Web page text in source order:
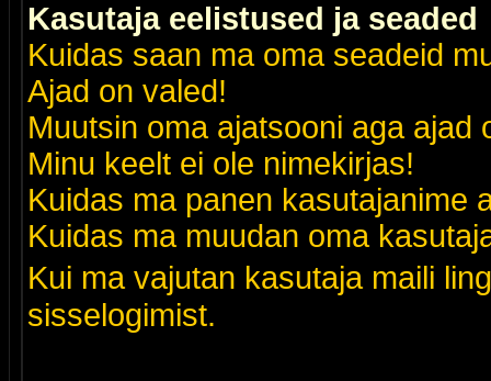
Kasutaja eelistused ja seaded
Kuidas saan ma oma seadeid
Ajad on valed!
Muutsin oma ajatsooni aga ajad
Minu keelt ei ole nimekirjas!
Kuidas ma panen kasutajanime
Kuidas ma muudan oma
Kui ma vajutan kasutaja maili
sisselogimist.